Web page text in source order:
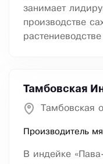
занимает
производстве
Тамбовская
Тамбовская
Производитель
В индейке